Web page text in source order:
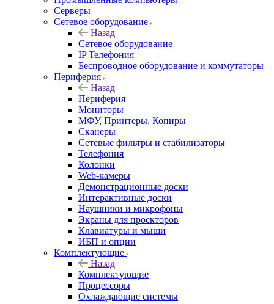
Серверы
Сетевое оборудование
Назад
Сетевое оборудование
IP Телефония
Беспроводное оборудование и коммутаторы
Периферия
Назад
Периферия
Мониторы
МФУ, Принтеры, Копиры
Сканеры
Сетевые фильтры и стабилизаторы
Телефония
Колонки
Web-камеры
Демонстрационные доски
Интерактивные доски
Наушники и микрофоны
Экраны для проекторов
Клавиатуры и мыши
ИБП и опции
Комплектующие
Назад
Комплектующие
Процессоры
Охлаждающие системы